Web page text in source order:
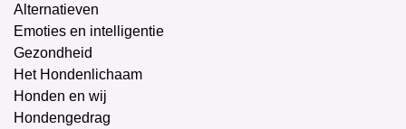
Alternatieven
Emoties en intelligentie
Gezondheid
Het Hondenlichaam
Honden en wij
Hondengedrag